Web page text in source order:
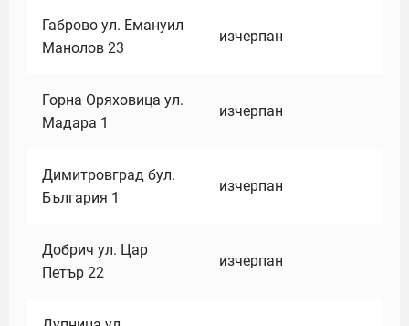
Габрово ул. Емануил
Манолов 23
изчерпан
Горна Оряховица ул.
Мадара 1
изчерпан
Димитровград бул.
България 1
изчерпан
Добрич ул. Цар
Петър 22
изчерпан